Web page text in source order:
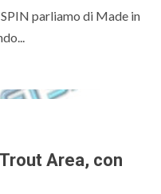
parliamo di Made in
Area, con